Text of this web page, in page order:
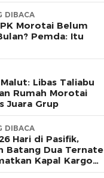
DIBACA
Morotai Belum
Pemda: Itu
Libas Taliabu
Rumah Morotai
Juara Grup
DIBACA
Hari di Pasifik,
Batang Dua Ternate
Kapal Kargo